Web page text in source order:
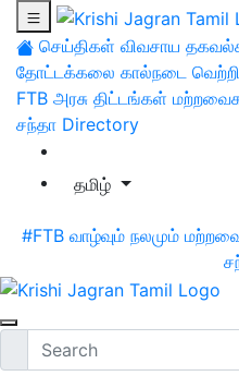
செய்திகள் விவசாய
தோட்டக்கலை கால்நடை
FTB அரசு திட்டங்கள்
சந்தா Directory
தமிழ்
#FTB வாழ்வும் நலமும்